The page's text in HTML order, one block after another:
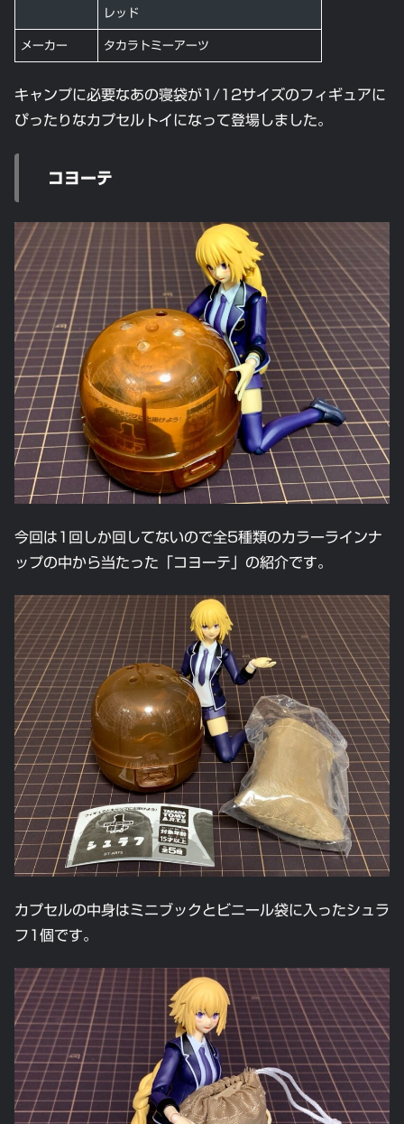
レッド
メーカー タカラトミーアーツ
キャンプに必要なあの寝袋が1/12サイズのフィギュアに
ぴったりなカプセルトイになって登場しました。
コヨーテ
今回は1回しか回してないので全5種類のカラーラインナ
ップの中から当たった「コヨーテ」の紹介です。
カプセルの中身はミニブックとビニール袋に入ったシュラ
フ1個です。